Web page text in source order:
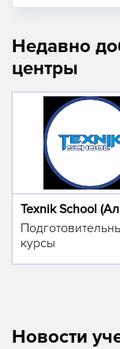
Недавно
центры
Texnik School
курсы
Новости